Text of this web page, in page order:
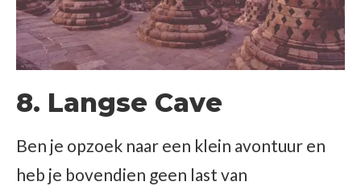
8. Langse Cave
Ben je opzoek naar een klein avontuur en
heb je bovendien geen last van